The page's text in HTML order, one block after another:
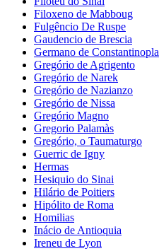
Filoxeno de Mabboug
Fulgêncio De Ruspe
Gaudencio de Brescia
Germano de Constantinopla
Gregório de Agrigento
Gregório de Narek
Gregório de Nazianzo
Gregório de Nissa
Gregório Magno
Gregorio Palamàs
Gregório, o Taumaturgo
Guerric de Igny
Hermas
Hesiquio do Sinai
Hilário de Poitiers
Hipólito de Roma
Homilias
Inácio de Antioquia
Ireneu de Lyon